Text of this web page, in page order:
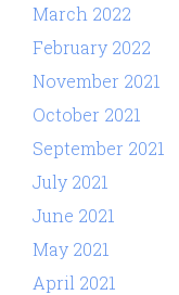
March 2022
February 2022
November 2021
October 2021
September 2021
July 2021
June 2021
May 2021
April 2021